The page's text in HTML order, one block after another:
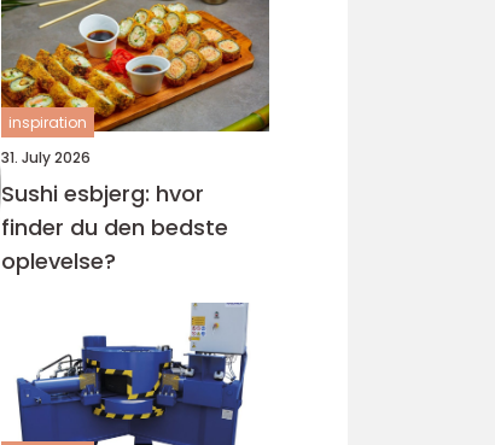
inspiration
31. July 2026
Sushi esbjerg: hvor
finder du den bedste
oplevelse?